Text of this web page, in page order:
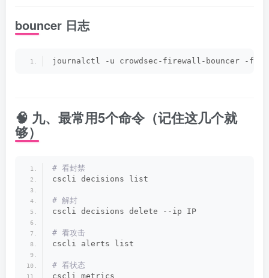
bouncer 日志
journalctl -u crowdsec-firewall-bouncer -f
🧠 九、最常用5个命令（记住这几个就
够）
# 看封禁
cscli decisions list
# 解封
cscli decisions delete --ip IP
# 看攻击
cscli alerts list
# 看状态
cscli metrics